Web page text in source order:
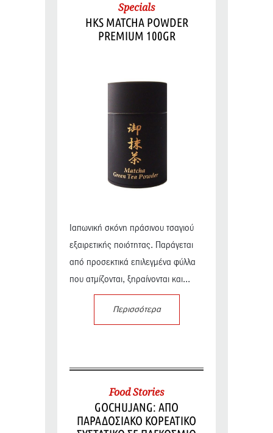
Specials
HKS MATCHA POWDER
PREMIUM 100GR
Ιαπωνική σκόνη πράσινου τσαγιού
εξαιρετικής ποιότητας. Παράγεται
από προσεκτικά επιλεγμένα φύλλα
που ατμίζονται, ξηραίνονται και...
Περισσότερα
Food Stories
GOCHUJANG: ΑΠΟ
ΠΑΡΑΔΟΣΙΑΚΟ ΚΟΡΕΑΤΙΚΟ